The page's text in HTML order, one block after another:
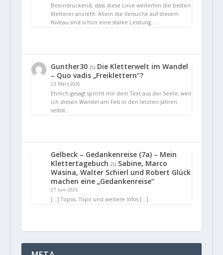
Beeindruckend, dass diese Linie weiterhin die besten
Kletterer anzieht. Allein die Versuche auf diesem
Niveau sind schon eine starke Leistung.…
Gunther30zu Die Kletterwelt im Wandel
– Quo vadis „Freiklettern“?
23. März 2026
Ehrlich gesagt spricht mir dein Text aus der Seele, weil
ich diesen Wandel am Fels in den letzten Jahren
selbst…
Gelbeck – Gedankenreise (7a) – Mein
Klettertagebuch zu Sabine, Marco
Wasina, Walter Schierl und Robert Glück
machen eine „Gedankenreise“
27. Juni 2025
[…] Topos: Topo und weitere Infos […]